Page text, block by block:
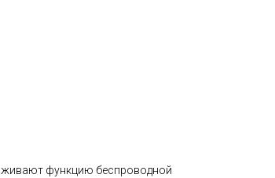
функцию беспроводной